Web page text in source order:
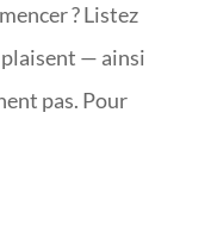
? Listez
— ainsi
pas. Pour